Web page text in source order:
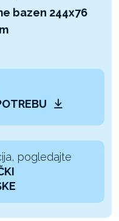
bazen 244x76
pogledajte